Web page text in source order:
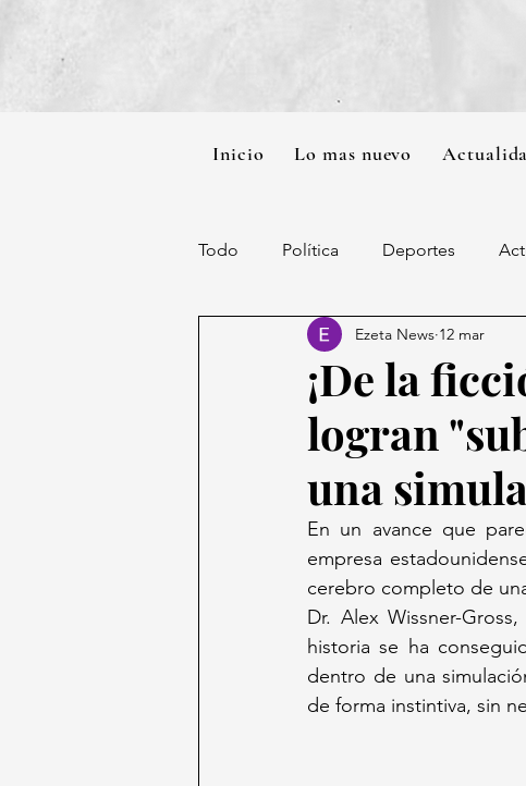
Inicio Lo mas nuevo
Todo Política Deportes
¡De la
logran
una
Ezeta News 12 mar
En un avance que
empresa
cerebro completo de
Dr. Alex Wissner-
historia se ha
dentro de una
de forma instintiva, sin